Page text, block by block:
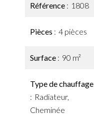
Référence 1808
Pièces 4 pièces
Surface 90 m²
Type de chauffage
Radiateur,
Cheminée